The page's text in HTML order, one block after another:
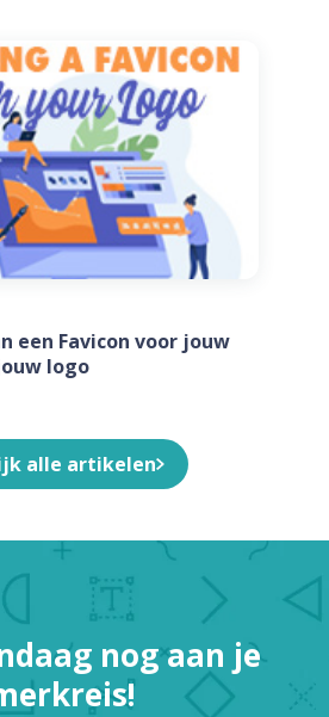
een Favicon voor jouw
logo
alle artikelen
nog aan je